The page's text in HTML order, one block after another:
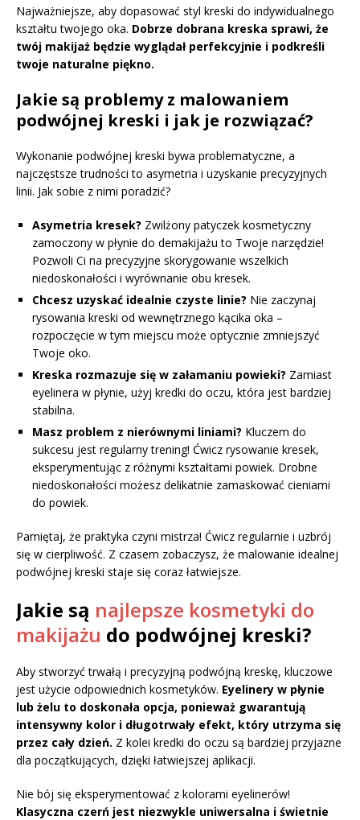
Najważniejsze, aby dopasować styl kreski do indywidualnego
kształtu twojego oka. Dobrze dobrana kreska sprawi, że
twój makijaż będzie wyglądał perfekcyjnie i podkreśli
twoje naturalne piękno.
Jakie są problemy z malowaniem
podwójnej kreski i jak je rozwiązać?
Wykonanie podwójnej kreski bywa problematyczne, a
najczęstsze trudności to asymetria i uzyskanie precyzyjnych
linii. Jak sobie z nimi poradzić?
Asymetria kresek? Zwilżony patyczek kosmetyczny
zamoczony w płynie do demakijażu to Twoje narzędzie!
Pozwoli Ci na precyzyjne skorygowanie wszelkich
niedoskonałości i wyrównanie obu kresek.
Chcesz uzyskać idealnie czyste linie? Nie zaczynaj
rysowania kreski od wewnętrznego kącika oka –
rozpoczęcie w tym miejscu może optycznie zmniejszyć
Twoje oko.
Kreska rozmazuje się w załamaniu powieki? Zamiast
eyelinera w płynie, użyj kredki do oczu, która jest bardziej
stabilna.
Masz problem z nierównymi liniami? Kluczem do
sukcesu jest regularny trening! Ćwicz rysowanie kresek,
eksperymentując z różnymi kształtami powiek. Drobne
niedoskonałości możesz delikatnie zamaskować cieniami
do powiek.
Pamiętaj, że praktyka czyni mistrza! Ćwicz regularnie i uzbrój
się w cierpliwość. Z czasem zobaczysz, że malowanie idealnej
podwójnej kreski staje się coraz łatwiejsze.
Jakie są najlepsze kosmetyki do
makijażu do podwójnej kreski?
Aby stworzyć trwałą i precyzyjną podwójną kreskę, kluczowe
jest użycie odpowiednich kosmetyków. Eyelinery w płynie
lub żelu to doskonała opcja, ponieważ gwarantują
intensywny kolor i długotrwały efekt, który utrzyma się
przez cały dzień. Z kolei kredki do oczu są bardziej przyjazne
dla początkujących, dzięki łatwiejszej aplikacji.
Nie bój się eksperymentować z kolorami eyelinerów!
Klasyczna czerń jest niezwykle uniwersalna i świetnie